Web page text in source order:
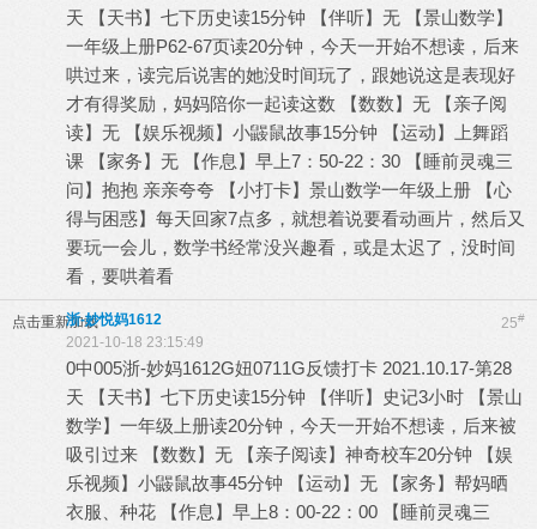
天 【天书】七下历史读15分钟 【伴听】无 【景山数学】
一年级上册P62-67页读20分钟，今天一开始不想读，后来
哄过来，读完后说害的她没时间玩了，跟她说这是表现好
才有得奖励，妈妈陪你一起读这数 【数数】无 【亲子阅
读】无 【娱乐视频】小鼹鼠故事15分钟 【运动】上舞蹈
课 【家务】无 【作息】早上7：50-22：30 【睡前灵魂三
问】抱抱 亲亲夸夸 【小打卡】景山数学一年级上册 【心
得与困惑】每天回家7点多，就想着说要看动画片，然后又
要玩一会儿，数学书经常没兴趣看，或是太迟了，没时间
看，要哄着看
点击重新加载 25#
浙-妙悦妈1612
2021-10-18 23:15:49
0中005浙-妙妈1612G妞0711G反馈打卡 2021.10.17-第28
天 【天书】七下历史读15分钟 【伴听】史记3小时 【景山
数学】一年级上册读20分钟，今天一开始不想读，后来被
吸引过来 【数数】无 【亲子阅读】神奇校车20分钟 【娱
乐视频】小鼹鼠故事45分钟 【运动】无 【家务】帮妈晒
衣服、种花 【作息】早上8：00-22：00 【睡前灵魂三